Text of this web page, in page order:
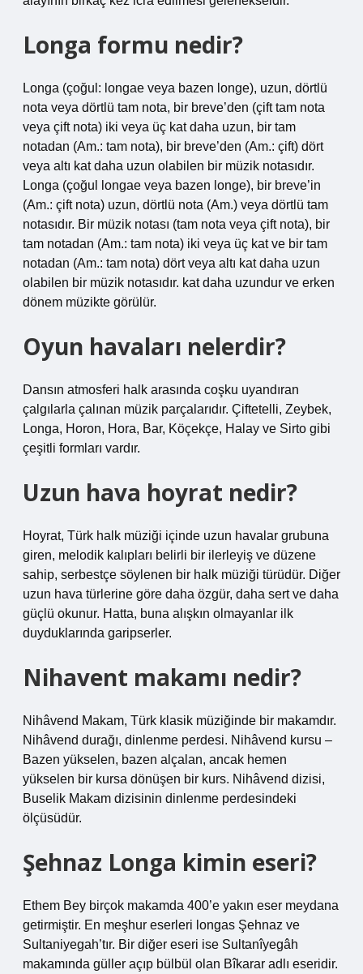
Longa formu nedir?
Longa (çoğul: longae veya bazen longe), uzun, dörtlü
nota veya dörtlü tam nota, bir breve’den (çift tam nota
veya çift nota) iki veya üç kat daha uzun, bir tam
notadan (Am.: tam nota), bir breve’den (Am.: çift) dört
veya altı kat daha uzun olabilen bir müzik notasıdır.
Longa (çoğul longae veya bazen longe), bir breve’in
(Am.: çift nota) uzun, dörtlü nota (Am.) veya dörtlü tam
notasıdır. Bir müzik notası (tam nota veya çift nota), bir
tam notadan (Am.: tam nota) iki veya üç kat ve bir tam
notadan (Am.: tam nota) dört veya altı kat daha uzun
olabilen bir müzik notasıdır. kat daha uzundur ve erken
dönem müzikte görülür.
Oyun havaları nelerdir?
Dansın atmosferi halk arasında coşku uyandıran
çalgılarla çalınan müzik parçalarıdır. Çiftetelli, Zeybek,
Longa, Horon, Hora, Bar, Köçekçe, Halay ve Sirto gibi
çeşitli formları vardır.
Uzun hava hoyrat nedir?
Hoyrat, Türk halk müziği içinde uzun havalar grubuna
giren, melodik kalıpları belirli bir ilerleyiş ve düzene
sahip, serbestçe söylenen bir halk müziği türüdür. Diğer
uzun hava türlerine göre daha özgür, daha sert ve daha
güçlü okunur. Hatta, buna alışkın olmayanlar ilk
duyduklarında garipserler.
Nihavent makamı nedir?
Nihâvend Makam, Türk klasik müziğinde bir makamdır.
Nihâvend durağı, dinlenme perdesi. Nihâvend kursu –
Bazen yükselen, bazen alçalan, ancak hemen
yükselen bir kursa dönüşen bir kurs. Nihâvend dizisi,
Buselik Makam dizisinin dinlenme perdesindeki
ölçüsüdür.
Şehnaz Longa kimin eseri?
Ethem Bey birçok makamda 400’e yakın eser meydana
getirmiştir. En meşhur eserleri longas Şehnaz ve
Sultaniyegah’tır. Bir diğer eseri ise Sultanîyegâh
makamında güller açıp bülbül olan Bîkarar adlı eseridir.